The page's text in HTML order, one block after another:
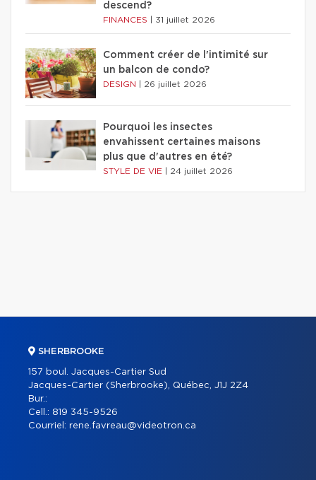
descend?
FINANCES 31 juillet 2026
Comment créer de l'intimité sur
un balcon de condo?
DESIGN 26 juillet 2026
Pourquoi les insectes
envahissent certaines maisons
plus que d'autres en été?
STYLE DE VIE 24 juillet 2026
SHERBROOKE
157 boul. Jacques-Cartier Sud
Jacques-Cartier (Sherbrooke), Québec, J1J 2Z4
Bur.:
Cell.: 819 345-9526
Courriel: rene.favreau@videotron.ca